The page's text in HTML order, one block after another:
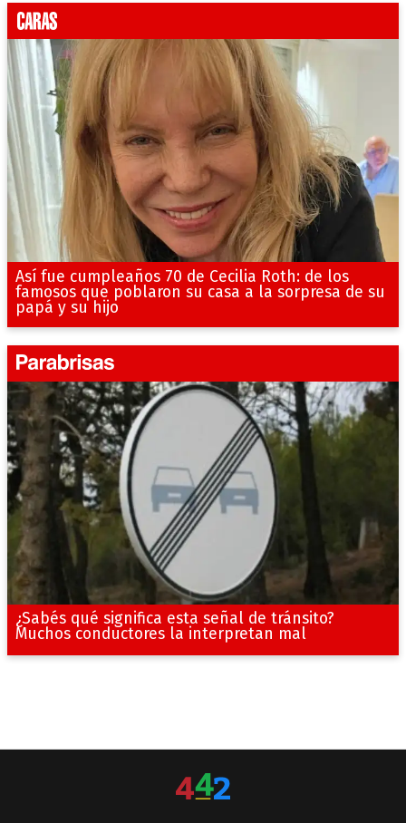
Así fue cumpleaños 70 de Cecilia Roth: de los
famosos que poblaron su casa a la sorpresa de su
papá y su hijo
¿Sabés qué significa esta señal de tránsito?
Muchos conductores la interpretan mal